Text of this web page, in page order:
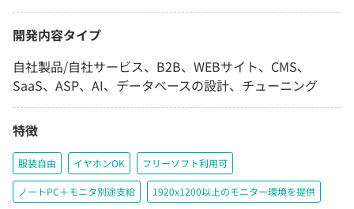
開発内容タイプ
自社製品/自社サービス、B2B、WEBサイト、CMS、
SaaS、ASP、AI、データベースの設計、チューニング
特徴
服装自由 イヤホンOK フリーソフト利用可
ノートPC＋モニタ別途支給 1920x1200以上のモニター環境を提供